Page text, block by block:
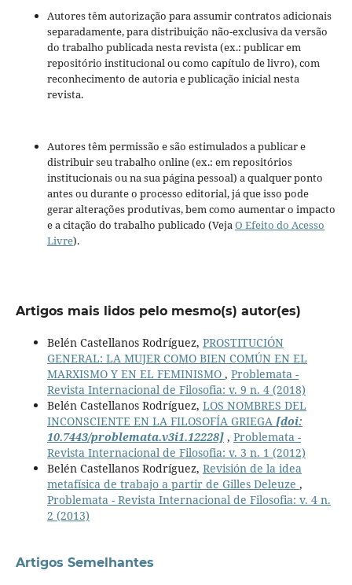
Autores têm autorização para assumir contratos adicionais
separadamente, para distribuição não-exclusiva da versão
do trabalho publicada nesta revista (ex.: publicar em
repositório institucional ou como capítulo de livro), com
reconhecimento de autoria e publicação inicial nesta
revista.
Autores têm permissão e são estimulados a publicar e
distribuir seu trabalho online (ex.: em repositórios
institucionais ou na sua página pessoal) a qualquer ponto
antes ou durante o processo editorial, já que isso pode
gerar alterações produtivas, bem como aumentar o impacto
e a citação do trabalho publicado (Veja O Efeito do Acesso
Livre).
Artigos mais lidos pelo mesmo(s) autor(es)
Belén Castellanos Rodríguez, PROSTITUCIÓN
GENERAL: LA MUJER COMO BIEN COMÚN EN EL
MARXISMO Y EN EL FEMINISMO , Problemata -
Revista Internacional de Filosofia: v. 9 n. 4 (2018)
Belén Castellanos Rodríguez, LOS NOMBRES DEL
INCONSCIENTE EN LA FILOSOFÍA GRIEGA [doi:
10.7443/problemata.v3i1.12228], Problemata -
Revista Internacional de Filosofia: v. 3 n. 1 (2012)
Belén Castellanos Rodríguez, Revisión de la idea
metafísica de trabajo a partir de Gilles Deleuze ,
Problemata - Revista Internacional de Filosofia: v. 4 n.
2 (2013)
Artigos Semelhantes